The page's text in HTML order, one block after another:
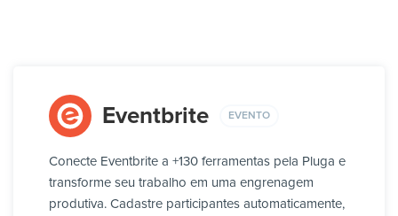
Eventbrite EVENTO
Conecte Eventbrite a +130 ferramentas pela Pluga e
transforme seu trabalho em uma engrenagem
produtiva. Cadastre participantes automaticamente,